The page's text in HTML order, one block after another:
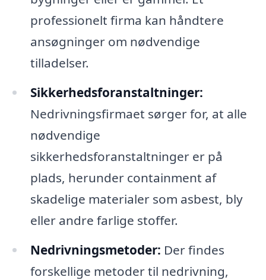
professionelt firma kan håndtere
ansøgninger om nødvendige
tilladelser.
Sikkerhedsforanstaltninger:
Nedrivningsfirmaet sørger for, at alle
nødvendige
sikkerhedsforanstaltninger er på
plads, herunder containment af
skadelige materialer som asbest, bly
eller andre farlige stoffer.
Nedrivningsmetoder: Der findes
forskellige metoder til nedrivning,